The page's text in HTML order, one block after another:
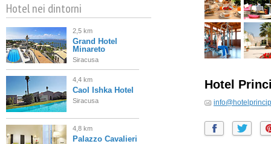
Hotel
Hotel nei dintorni
2,5 km
Grand Hotel
Minareto
Siracusa
4,4 km
Caol Ishka Hotel
Siracusa
4,8 km
Palazzo Cavalieri